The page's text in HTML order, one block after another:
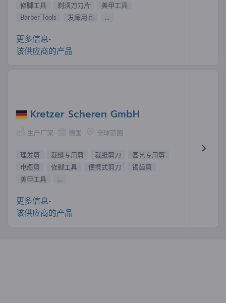
修脚工具
剃须刀刀片
美甲工具
Barber Tools
发廊用品 ...
更多信息-
该供应商的产品
Kretzer Scheren GmbH
生产厂家 德国 全球范围
理发剪 裁缝专用剪 裁纸剪刀
园艺专用剪
电缆剪
修脚工具 便携式剪刀
锯齿剪
美甲工具
...
更多信息-
该供应商的产品